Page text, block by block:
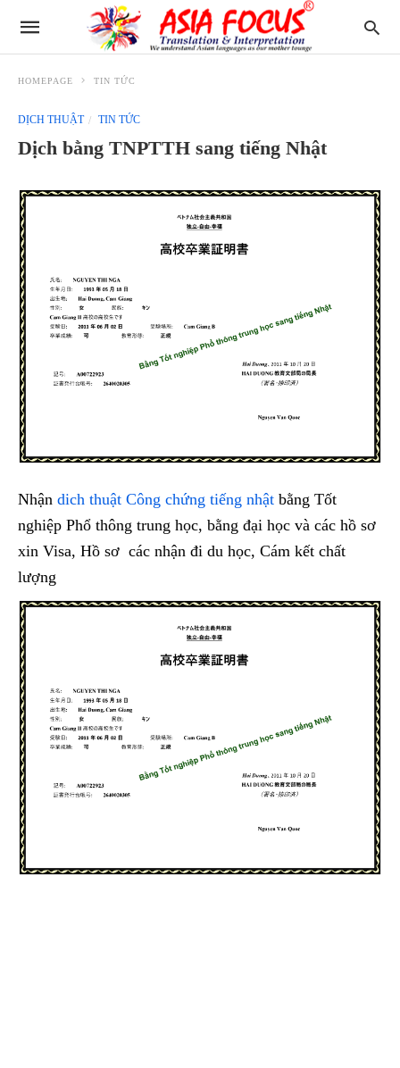
HOMEPAGE TIN TỨC
DỊCH THUẬT TIN TỨC
Dịch bằng TNPTTH sang tiếng Nhật
Nhận dich thuật Công chứng tiếng nhật bằng Tốt
nghiệp Phổ thông trung học, bằng đại học và các hồ sơ
xin Visa, Hồ sơ các nhận đi du học, Cám kết chất
lượng